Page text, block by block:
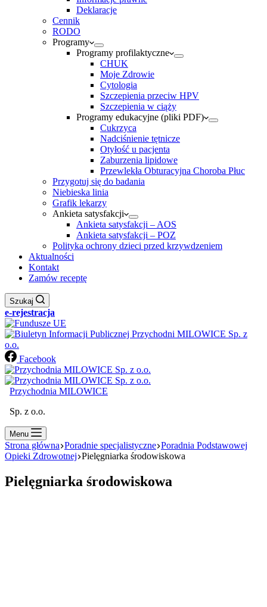
Deklaracje
Cennik
RODO
Programy
Programy profilaktyczne
CHUK
Moje Zdrowie
Cytologia
Szczepienia przeciw HPV
Szczepienia w ciąży
Programy edukacyjne (pliki PDF)
Cukrzyca
Nadciśnienie tętnicze
Otyłość u pacjenta
Zaburzenia lipidowe
Przewlekła Obturacyjna Choroba Płuc
Przygotuj się do badania
Niebieska linia
Grafik lekarzy
Ankieta satysfakcji
Ankieta satysfakcji – AOS
Ankieta satysfakcji – POZ
Polityka ochrony dzieci przed krzywdzeniem
Aktualności
Kontakt
Zamów receptę
Szukaj
e-rejestracja
Facebook
Przychodnia MILOWICE
Sp. z o.o.
Menu
Strona główna Poradnie specjalistyczne Poradnia Podstawowej
Opieki Zdrowotnej Pielęgniarka środowiskowa
Pielęgniarka środowiskowa